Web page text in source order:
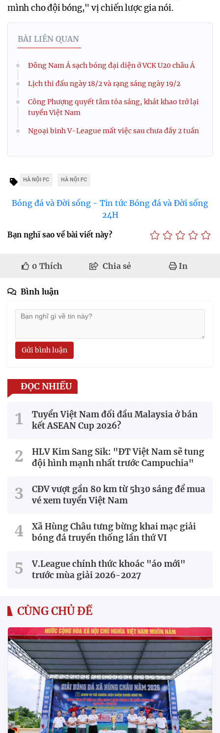
mình cho đội bóng," vị chiến lược gia nói.
BÀI LIÊN QUAN
Đông Nam Á sạch bóng đại diện ở VCK U20 châu Á
Lịch thi đấu ngày 18/2 và rạng sáng ngày 19/2
Công Phượng quyết tâm tỏa sáng, khát khao trở lại
tuyển Việt Nam
Ngoại binh V-League mất việc sau chưa đầy 2 tuần
HÀ NỘI FC HÀ NỘI FC
Bóng đá và Đời sống - Tin tức Bóng đá và Đời sống
24H
Bạn nghĩ sao về bài viết này?
0 Thích Chia sẻ In
Bình luận
Gửi bình luận
ĐỌC NHIỀU
Tuyển Việt Nam đối đầu Malaysia ở bán
kết ASEAN Cup 2026?
HLV Kim Sang Sik: "ĐT Việt Nam sẽ tung
đội hình mạnh nhất trước Campuchia"
CĐV vượt gần 80 km từ 5h30 sáng để mua
vé xem tuyển Việt Nam
Xã Hùng Châu tưng bừng khai mạc giải
bóng đá truyền thống lần thứ VI
V.League chính thức khoác "áo mới"
trước mùa giải 2026-2027
CÙNG CHỦ ĐỀ